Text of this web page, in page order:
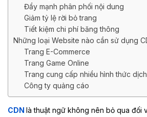
Đẩy mạnh phân phối nội dung
Giảm tỷ lệ rời bỏ trang
Tiết kiệm chi phí băng thông
Những loại Website nào cần sử dụng
Trang E-Commerce
Trang Game Online
Trang cung cấp nhiều hình thức
Công ty quảng cáo
CDN là thuật ngữ không nên bỏ qua đối